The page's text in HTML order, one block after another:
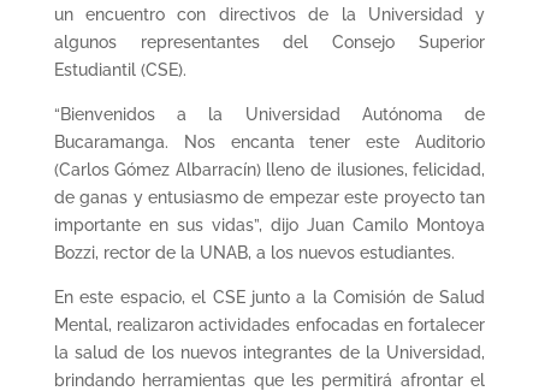
un encuentro con directivos de la Universidad y
algunos representantes del Consejo Superior
Estudiantil (CSE).
“Bienvenidos a la Universidad Autónoma de
Bucaramanga. Nos encanta tener este Auditorio
(Carlos Gómez Albarracín) lleno de ilusiones, felicidad,
de ganas y entusiasmo de empezar este proyecto tan
importante en sus vidas”, dijo Juan Camilo Montoya
Bozzi, rector de la UNAB, a los nuevos estudiantes.
En este espacio, el CSE junto a la Comisión de Salud
Mental, realizaron actividades enfocadas en fortalecer
la salud de los nuevos integrantes de la Universidad,
brindando herramientas que les permitirá afrontar el